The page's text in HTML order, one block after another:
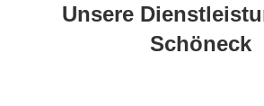
Unsere
Schöneck